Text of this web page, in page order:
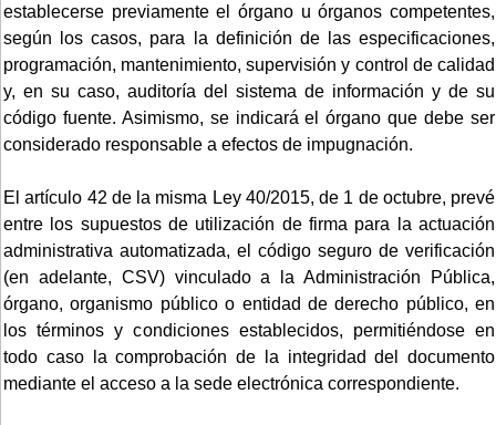
establecerse previamente el órgano u órganos competentes,
según los casos, para la definición de las especificaciones,
programación, mantenimiento, supervisión y control de calidad
y, en su caso, auditoría del sistema de información y de su
código fuente. Asimismo, se indicará el órgano que debe ser
considerado responsable a efectos de impugnación.
El artículo 42 de la misma Ley 40/2015, de 1 de octubre, prevé
entre los supuestos de utilización de firma para la actuación
administrativa automatizada, el código seguro de verificación
(en adelante, CSV) vinculado a la Administración Pública,
órgano, organismo público o entidad de derecho público, en
los términos y condiciones establecidos, permitiéndose en
todo caso la comprobación de la integridad del documento
mediante el acceso a la sede electrónica correspondiente.